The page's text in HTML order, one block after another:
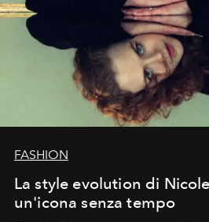
FASHION
La style evolution di
un'icona senza tempo